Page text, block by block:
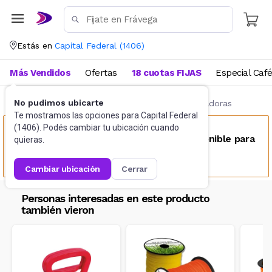
Estás en Capital Federal (1406)
No pudimos ubicarte
Te mostramos las opciones para Capital Federal
(1406). Podés cambiar tu ubicación cuando
quieras.
cambiar ubicación cerrar
Más Vendidos Ofertas 18 cuotas FIJAS Especial Café
Herramientas de jardín Bordeadoras y Podadoras
Este producto no se encuentra disponible para
Personas interesadas en este producto
también vieron